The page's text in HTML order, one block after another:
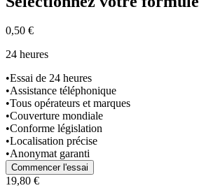
0,50 €
24 heures
•Essai de 24 heures
•Assistance téléphonique
•Tous opérateurs et marques
•Couverture mondiale
•Conforme législation
•Localisation précise
•Anonymat garanti
Commencer l'essai
19,80 €